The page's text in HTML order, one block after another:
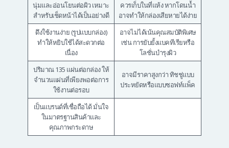
นุ่มและอ่อนโยนต่อผิว เหมาะ
สำหรับเช็ดหน้าได้เป็นอย่างดี
ควรเก็บในที่แห้ง หากโดนน้ำ
อาจทำให้กล่องเสียหายได้ง่าย
ดึงใช้งานง่าย (รูปแบบกล่อง)
ทำให้หยิบใช้ได้สะดวกต่อ
เนื่อง
อาจไม่ได้เน้นคุณสมบัติพิเศษ
เช่น การยับยั้งแบคทีเรียหรือ
โลชั่นบำรุงผิว
ปริมาณ 135 แผ่นต่อกล่อง ให้
จำนวนแผ่นที่เพียงพอต่อการ
ใช้งานต่อรอบ
อาจมีราคาสูงกว่า ทิชชู่แบบ
ประหยัดหรือแบบซอฟท์แพ็ค
เป็นแบรนด์ที่เชื่อถือได้ มั่นใจ
ในมาตรฐานสินค้าและ
คุณภาพกระดาษ